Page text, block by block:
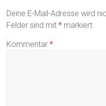
Deine E-Mail-Adresse wird
Felder sind mit* markiert
Kommentar*